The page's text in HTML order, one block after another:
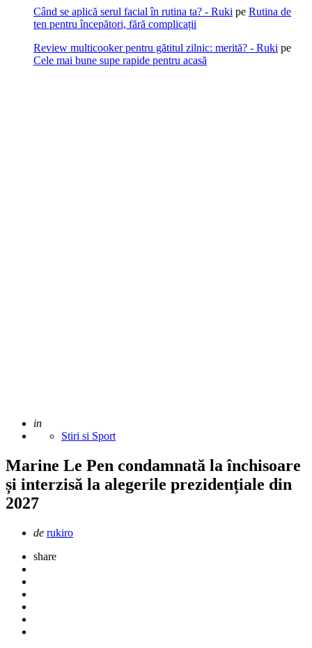
Când se aplică serul facial în rutina ta? - Ruki pe Rutina de
ten pentru începători, fără complicații
Review multicooker pentru gătitul zilnic: merită? - Ruki pe
Cele mai bune supe rapide pentru acasă
Adaugat
in
Stiri si Sport
Marine Le Pen condamnată la închisoare
și interzisă la alegerile prezidențiale din
2027
Scris
de rukiro
share